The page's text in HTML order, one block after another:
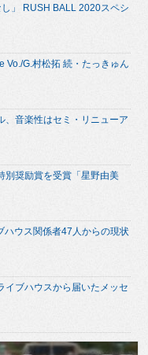
」 RUSH BALL 2020スペシ
Vo./G.村松拓 続・たっきゅん
、音楽性はセミ・リニューア
別奨励賞を受賞「星野由美
ハウス関係者47人からの現状
イブハウスから届いたメッセ